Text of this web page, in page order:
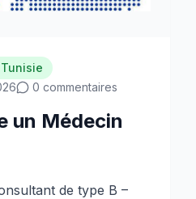
Tunisie
0 commentaires
un Médecin
de type B –